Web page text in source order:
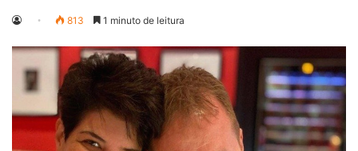
813 1 minuto de leitura